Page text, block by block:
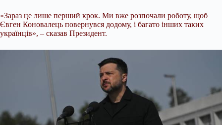
«Зараз це лише перший крок. Ми вже розпочали роботу, щоб
Євген Коновалець повернувся додому, і багато інших таких
українців», – сказав Президент.